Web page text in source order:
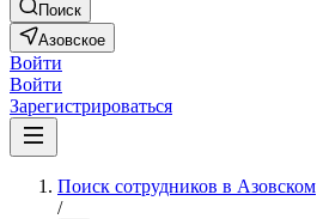
Поиск
Азовское
Войти
Войти
Зарегистрироваться
Поиск сотрудников в Азовском
/